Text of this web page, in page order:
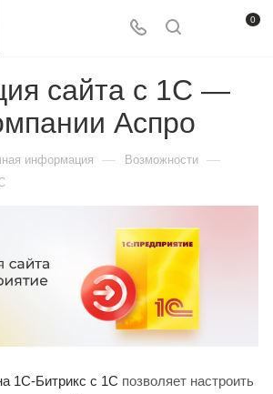
0
сайта с 1С —
Аспро
информация — Возможности —
1С-Битрикс с 1С позволяет настроить